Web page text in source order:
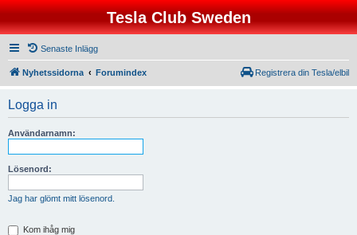
Tesla Club Sweden
Senaste Inlägg
Nyhetssidorna Forumindex Registrera din Tesla/elbil
Logga in
Användarnamn:
Lösenord:
Jag har glömt mitt lösenord.
Kom ihåg mig